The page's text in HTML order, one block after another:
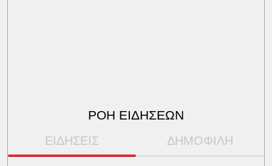
ΡΟΗ ΕΙΔΗΣΕΩΝ
ΕΙΔΗΣΕΙΣ ΔΗΜΟΦΙΛΗ